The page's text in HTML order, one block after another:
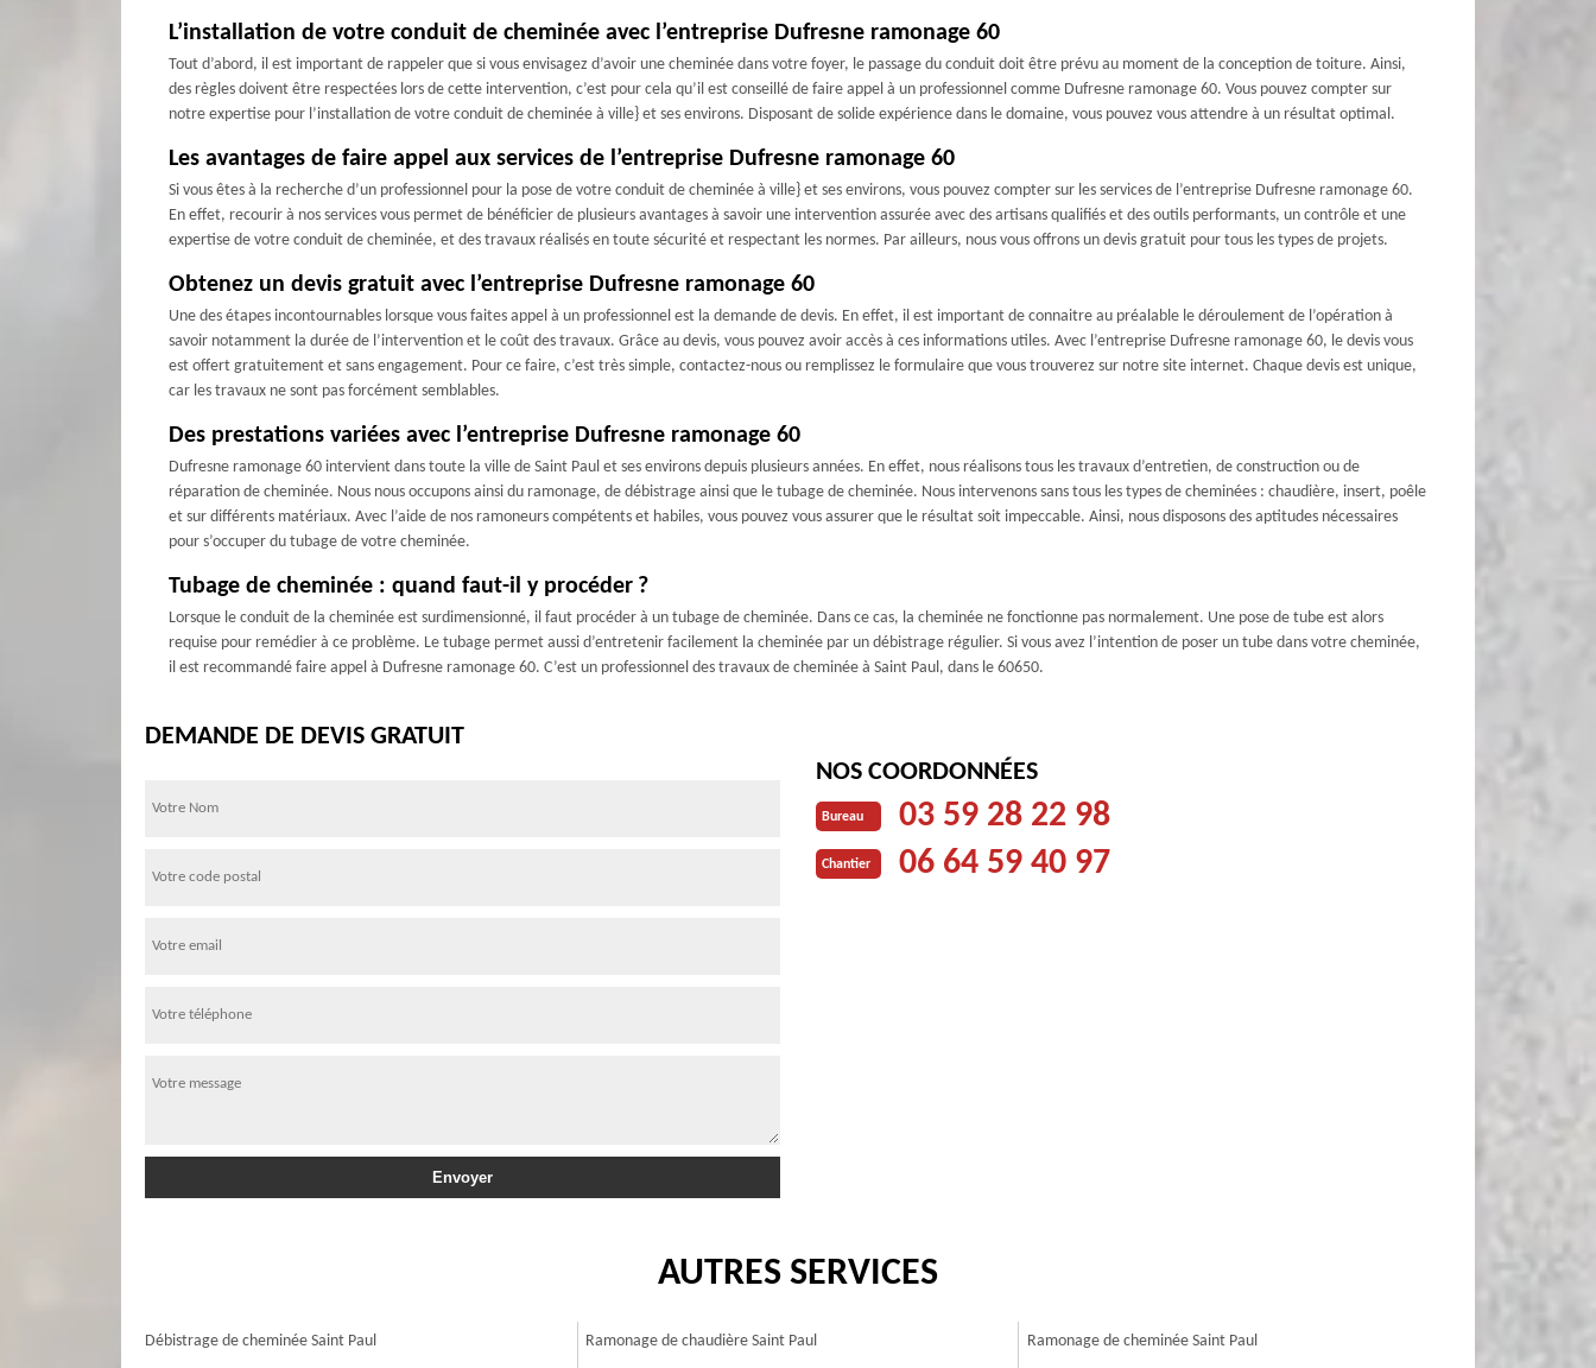
L’installation de votre conduit de cheminée avec l’entreprise Dufresne ramonage 60
Tout d’abord, il est important de rappeler que si vous envisagez d’avoir une cheminée dans votre foyer, le passage du conduit doit être prévu au moment de la conception de toiture. Ainsi,
des règles doivent être respectées lors de cette intervention, c’est pour cela qu’il est conseillé de faire appel à un professionnel comme Dufresne ramonage 60. Vous pouvez compter sur
notre expertise pour l’installation de votre conduit de cheminée à ville} et ses environs. Disposant de solide expérience dans le domaine, vous pouvez vous attendre à un résultat optimal.
Les avantages de faire appel aux services de l’entreprise Dufresne ramonage 60
Si vous êtes à la recherche d’un professionnel pour la pose de votre conduit de cheminée à ville} et ses environs, vous pouvez compter sur les services de l’entreprise Dufresne ramonage 60.
En effet, recourir à nos services vous permet de bénéficier de plusieurs avantages à savoir une intervention assurée avec des artisans qualifiés et des outils performants, un contrôle et une
expertise de votre conduit de cheminée, et des travaux réalisés en toute sécurité et respectant les normes. Par ailleurs, nous vous offrons un devis gratuit pour tous les types de projets.
Obtenez un devis gratuit avec l’entreprise Dufresne ramonage 60
Une des étapes incontournables lorsque vous faites appel à un professionnel est la demande de devis. En effet, il est important de connaitre au préalable le déroulement de l’opération à
savoir notamment la durée de l’intervention et le coût des travaux. Grâce au devis, vous pouvez avoir accès à ces informations utiles. Avec l’entreprise Dufresne ramonage 60, le devis vous
est offert gratuitement et sans engagement. Pour ce faire, c’est très simple, contactez-nous ou remplissez le formulaire que vous trouverez sur notre site internet. Chaque devis est unique,
car les travaux ne sont pas forcément semblables.
Des prestations variées avec l’entreprise Dufresne ramonage 60
Dufresne ramonage 60 intervient dans toute la ville de Saint Paul et ses environs depuis plusieurs années. En effet, nous réalisons tous les travaux d’entretien, de construction ou de
réparation de cheminée. Nous nous occupons ainsi du ramonage, de débistrage ainsi que le tubage de cheminée. Nous intervenons sans tous les types de cheminées : chaudière, insert, poêle
et sur différents matériaux. Avec l’aide de nos ramoneurs compétents et habiles, vous pouvez vous assurer que le résultat soit impeccable. Ainsi, nous disposons des aptitudes nécessaires
pour s’occuper du tubage de votre cheminée.
Tubage de cheminée : quand faut-il y procéder ?
Lorsque le conduit de la cheminée est surdimensionné, il faut procéder à un tubage de cheminée. Dans ce cas, la cheminée ne fonctionne pas normalement. Une pose de tube est alors
requise pour remédier à ce problème. Le tubage permet aussi d’entretenir facilement la cheminée par un débistrage régulier. Si vous avez l’intention de poser un tube dans votre cheminée,
il est recommandé faire appel à Dufresne ramonage 60. C’est un professionnel des travaux de cheminée à Saint Paul, dans le 60650.
DEMANDE DE DEVIS GRATUIT
NOS COORDONNÉES
Bureau 03 59 28 22 98
Chantier 06 64 59 40 97
AUTRES SERVICES
Débistrage de cheminée Saint Paul Ramonage de chaudière Saint Paul Ramonage de cheminée Saint Paul